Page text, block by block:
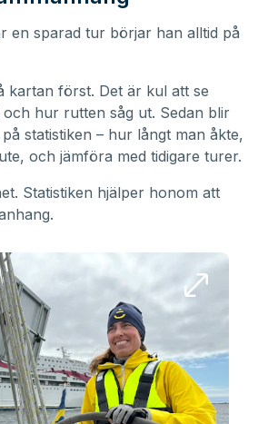
en sparad tur börjar han alltid på
kartan först. Det är kul att se
hur rutten såg ut. Sedan blir
statistiken – hur långt man åkte,
och jämföra med tidigare turer.
Statistiken hjälper honom att